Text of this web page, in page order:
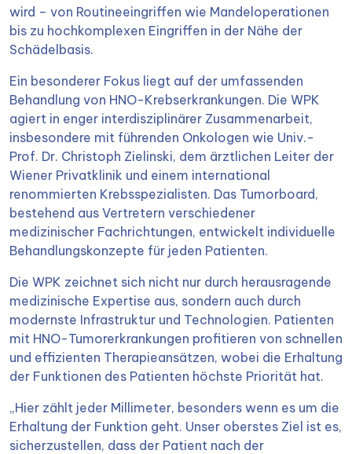
wird – von Routineeingriffen wie Mandeloperationen
bis zu hochkomplexen Eingriffen in der Nähe der
Schädelbasis.
Ein besonderer Fokus liegt auf der umfassenden
Behandlung von HNO-Krebserkrankungen. Die WPK
agiert in enger interdisziplinärer Zusammenarbeit,
insbesondere mit führenden Onkologen wie Univ.-
Prof. Dr. Christoph Zielinski, dem ärztlichen Leiter der
Wiener Privatklinik und einem international
renommierten Krebsspezialisten. Das Tumorboard,
bestehend aus Vertretern verschiedener
medizinischer Fachrichtungen, entwickelt individuelle
Behandlungskonzepte für jeden Patienten.
Die WPK zeichnet sich nicht nur durch herausragende
medizinische Expertise aus, sondern auch durch
modernste Infrastruktur und Technologien. Patienten
mit HNO-Tumorerkrankungen profitieren von schnellen
und effizienten Therapieansätzen, wobei die Erhaltung
der Funktionen des Patienten höchste Priorität hat.
„Hier zählt jeder Millimeter, besonders wenn es um die
Erhaltung der Funktion geht. Unser oberstes Ziel ist es,
sicherzustellen, dass der Patient nach der